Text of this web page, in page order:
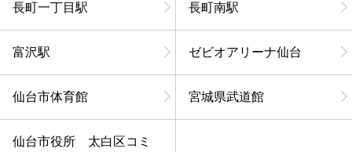
長町一丁目駅 長町南駅
富沢駅 ゼビオアリーナ仙台
仙台市体育館 宮城県武道館
仙台市役所 太白区コミ